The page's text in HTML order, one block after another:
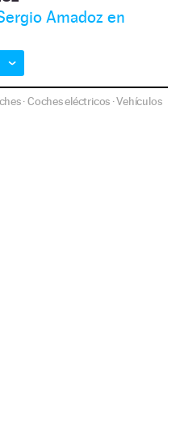
Amadoz en
·Coches eléctricos ·Vehículos